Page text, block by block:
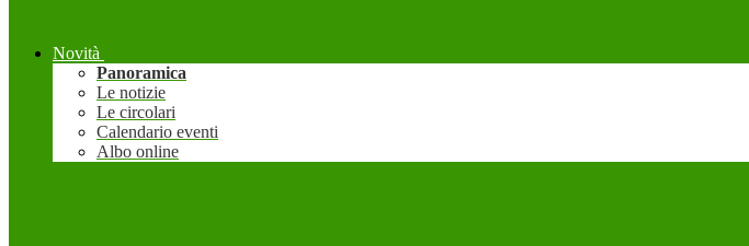
Novità
Panoramica
Le notizie
Le circolari
Calendario eventi
Albo online